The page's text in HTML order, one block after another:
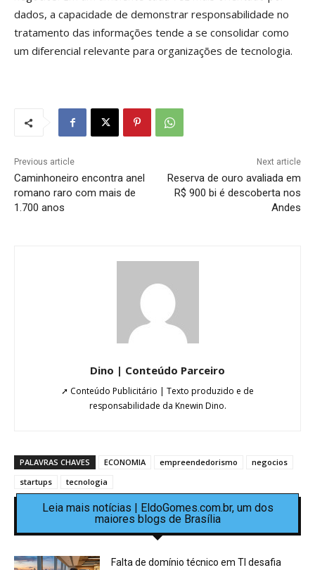
dados, a capacidade de demonstrar responsabilidade no
tratamento das informações tende a se consolidar como
um diferencial relevante para organizações de tecnologia.
Previous article
Caminhoneiro encontra anel
romano raro com mais de
1.700 anos
Next article
Reserva de ouro avaliada em
R$ 900 bi é descoberta nos
Andes
Dino | Conteúdo Parceiro
➚ Conteúdo Publicitário | Texto produzido e de
responsabilidade da Knewin Dino.
PALAVRAS CHAVES ECONOMIA empreendedorismo
negocios
startups
tecnologia
Leia mais notícias | EldoGomes.com.br, um dos
maiores blogs de Brasília
Falta de domínio técnico em TI desafia